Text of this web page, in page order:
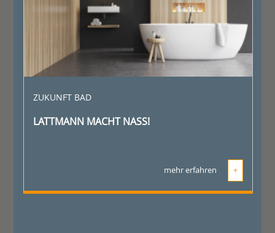
ZUKUNFT BAD
LATTMANN MACHT NASS!
mehr erfahren +